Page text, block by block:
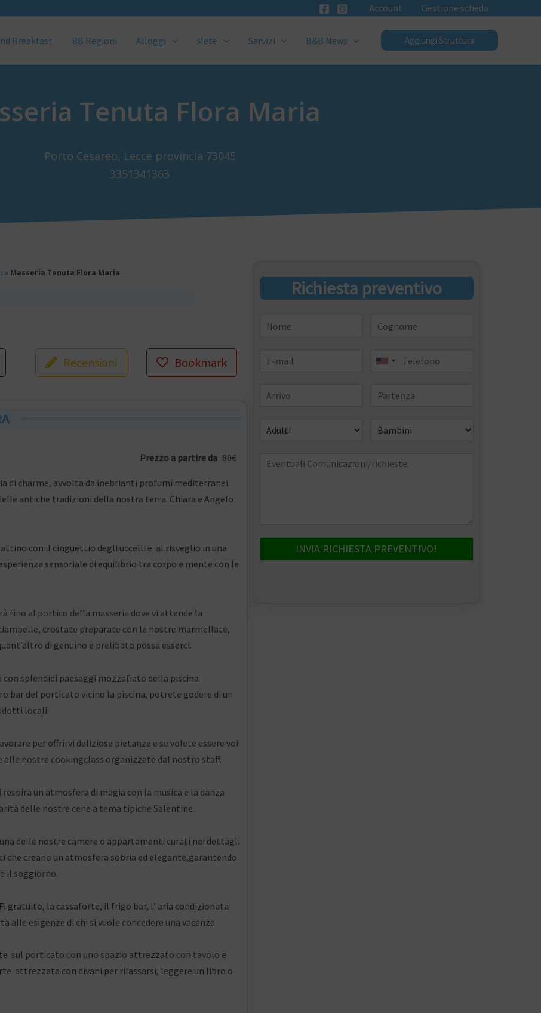
Account Gestione scheda
Breakfast BB Regioni Alloggi Mete Servizi B&B News Aggiungi Struttura
Tenuta Flora Maria
Porto Cesareo, Lecce provincia 73045
3351341363
» Masseria Tenuta Flora Maria
Recensioni Bookmark
Prezzo a partire da 80€
di charme, avvolta da inebrianti profumi mediterranei.
antiche tradizioni della nostra terra. Chiara e Angelo
con il cinguettio degli uccelli e al risveglio in una
sensoriale di equilibrio tra corpo e mente con le
fino al portico della masseria dove vi attende la
crostate preparate con le nostre marmellate,
di genuino e prelibato possa esserci.
splendidi paesaggi mozzafiato della piscina
bar del porticato vicino la piscina, potrete godere di un
locali.
per offrirvi deliziose pietanze e se volete essere voi
nostre cookingclass organizzate dal nostro staff.
un atmosfera di magia con la musica e la danza
delle nostre cene a tema tipiche Salentine.
delle nostre camere o appartamenti curati nei dettagli
creano un atmosfera sobria ed elegante,garantendo
il soggiorno.
gratuito, la cassaforte, il frigo bar, l’ aria condizionata
esigenze di chi si vuole concedere una vacanza
sul porticato con uno spazio attrezzato con tavolo e
attrezzata con divani per rilassarsi, leggere un libro o
Richiesta preventivo
INVIA RICHIESTA PREVENTIVO!